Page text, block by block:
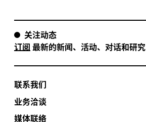
关注动态
订阅 最新的新闻、活动、对话和研究
联系我们
业务洽谈
媒体联络